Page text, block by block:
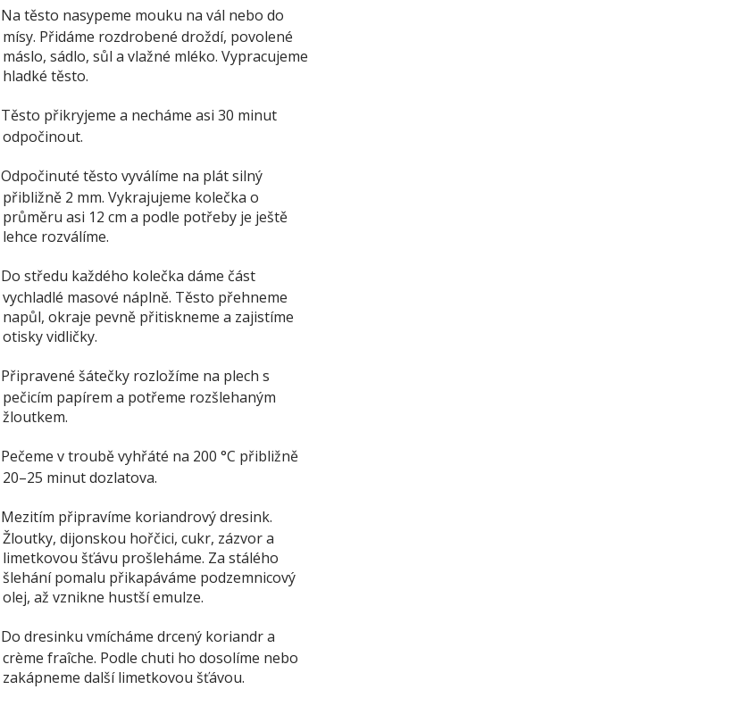
Na těsto nasypeme mouku na vál nebo do
mísy. Přidáme rozdrobené droždí, povolené
máslo, sádlo, sůl a vlažné mléko. Vypracujeme
hladké těsto.
Těsto přikryjeme a necháme asi 30 minut
odpočinout.
Odpočinuté těsto vyválíme na plát silný
přibližně 2 mm. Vykrajujeme kolečka o
průměru asi 12 cm a podle potřeby je ještě
lehce rozválíme.
Do středu každého kolečka dáme část
vychladlé masové náplně. Těsto přehneme
napůl, okraje pevně přitiskneme a zajistíme
otisky vidličky.
Připravené šátečky rozložíme na plech s
pečicím papírem a potřeme rozšlehaným
žloutkem.
Pečeme v troubě vyhřáté na 200 °C přibližně
20–25 minut dozlatova.
Mezitím připravíme koriandrový dresink.
Žloutky, dijonskou hořčici, cukr, zázvor a
limetkovou šťávu prošleháme. Za stálého
šlehání pomalu přikapáváme podzemnicový
olej, až vznikne hustší emulze.
Do dresinku vmícháme drcený koriandr a
crème fraîche. Podle chuti ho dosolíme nebo
zakápneme další limetkovou šťávou.